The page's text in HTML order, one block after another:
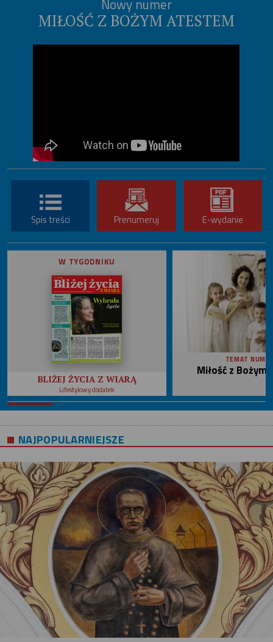
Nowy numer
MIŁOŚĆ Z BOŻYM ATESTEM
Spis treści Prenumeruj E-wydanie
W TYGODNIKU
BLIŻEJ ŻYCIA Z WIARĄ
Lifestylowy dodatek
TEMAT
Miłość z
NAJPOPULARNIEJSZE